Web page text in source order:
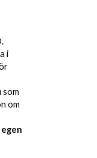
i
som
om